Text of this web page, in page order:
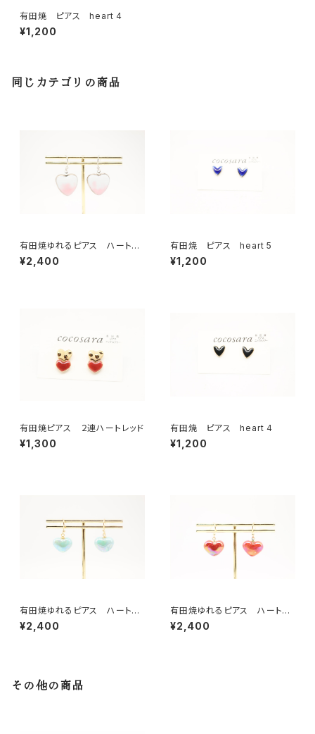
有田焼 ピアス heart 4
¥1,200
同じカテゴリの商品
有田焼ゆれるピアス ハート
ピンク×カモフラージュ
¥2,400
有田焼 ピアス heart 5
¥1,200
有田焼ピアス ２連ハートレッド
¥1,300
有田焼 ピアス heart 4
¥1,200
有田焼ゆれるピアス ハート
水色
¥2,400
有田焼ゆれるピアス ハート
レッド
¥2,400
その他の商品